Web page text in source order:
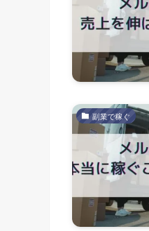
副業で稼ぐ